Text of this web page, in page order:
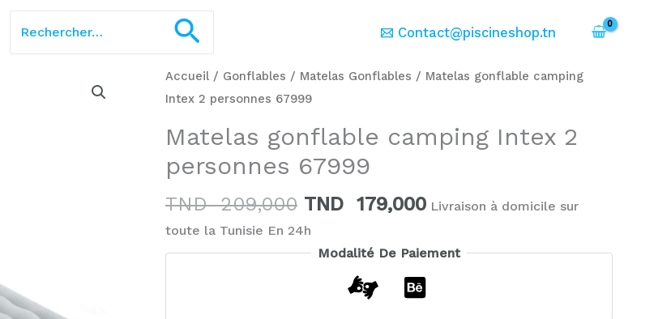
Rechercher Contact@piscineshop.tn
Accueil / Gonflables / Matelas Gonflables / Matelas gonflable camping
Intex 2 personnes 67999
Matelas gonflable camping Intex 2
personnes 67999
TND209,000
Le
prix
était :
TND
TND 179,000
Le
est :
Livraison à domicile sur
toute la Tunisie En 24h
Modalité De Paiement